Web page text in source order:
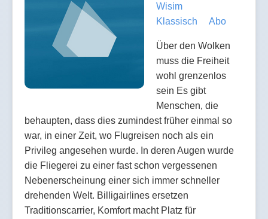
Wisim
Klassisch
Abo
Über den Wolken
muss die Freiheit
wohl grenzenlos
sein Es gibt
Menschen, die
behaupten, dass dies zumindest früher einmal so
war, in einer Zeit, wo Flugreisen noch als ein
Privileg angesehen wurde. In deren Augen wurde
die Fliegerei zu einer fast schon vergessenen
Nebenerscheinung einer sich immer schneller
drehenden Welt. Billigairlines ersetzen
Traditionscarrier, Komfort macht Platz für